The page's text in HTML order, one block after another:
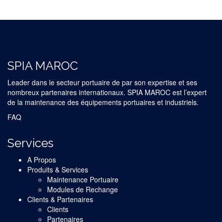
SPIA MAROC
Leader dans le secteur portuaire de par son expertise et ses
nombreux partenaires internationaux. SPIA MAROC est l’expert
de la maintenance des équipements portuaires et industriels.
FAQ
Services
A Propos
Produits & Services
Maintenance Portuaire
Modules de Rechange
Clients & Partenaires
Clients
Partenaires